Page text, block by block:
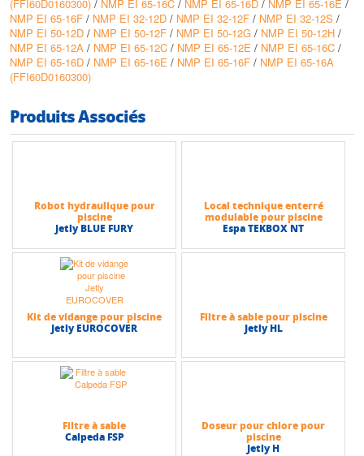
(FFI60D0160300) / NMP EI 65-16C / NMP EI 65-16D / NMP EI 65-16E /
NMP EI 65-16F / NMP EI 32-12D / NMP EI 32-12F / NMP EI 32-12S /
NMP EI 50-12D / NMP EI 50-12F / NMP EI 50-12G / NMP EI 50-12H /
NMP EI 65-12A / NMP EI 65-12C / NMP EI 65-12E / NMP EI 65-16C /
NMP EI 65-16D / NMP EI 65-16E / NMP EI 65-16F / NMP EI 65-16A
(FFI60D0160300)
Produits Associés
Robot hydraulique pour
piscine
Jetly BLUE FURY
Local technique enterré
modulable pour piscine
Espa TEKBOX NT
Kit de vidange pour piscine
Jetly EUROCOVER
Filtre à sable pour piscine
Jetly HL
Filtre à sable
Calpeda FSP
Doseur pour chlore pour
piscine
Jetly H